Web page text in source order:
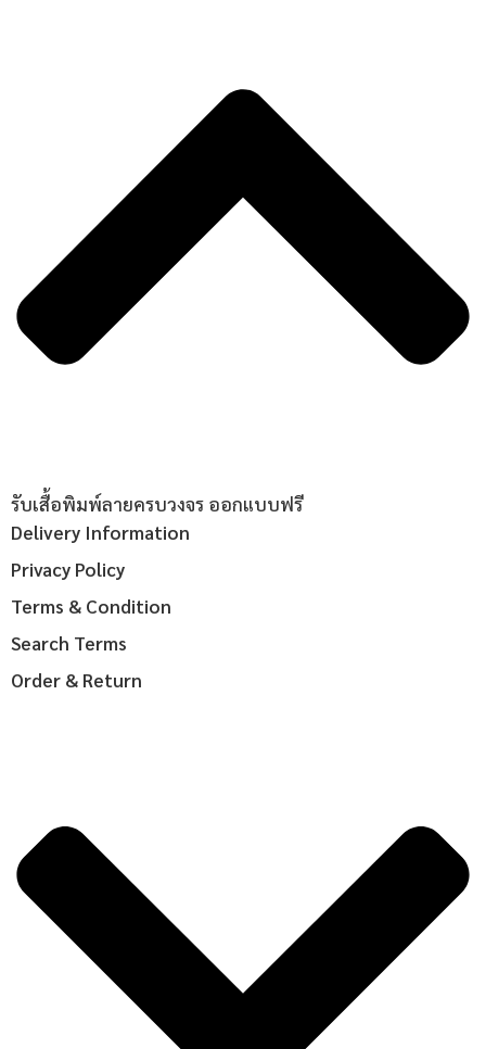
รับเสื้อพิมพ์ลายครบวงจร ออกแบบฟรี
Delivery Information
Privacy Policy
Terms & Condition
Search Terms
Order & Return